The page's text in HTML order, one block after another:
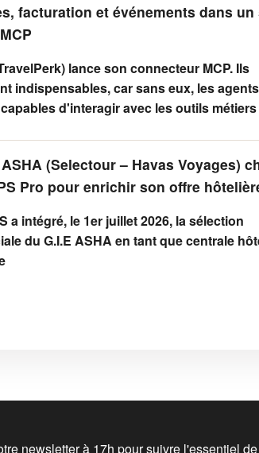
facturation et événements dans un
lance son connecteur MCP. Ils
indispensables, car sans eux, les
d'interagir avec les outils métiers
(Selectour – Havas Voyages)
Pro pour enrichir son offre
a intégré, le 1er juillet 2026, la sélection
du G.I.E ASHA en tant que centrale
newsletter à 17h pour suivre l'essentiel